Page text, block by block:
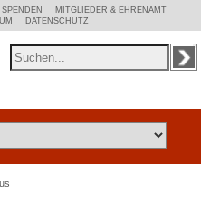
SPENDEN
MITGLIEDER & EHRENAMT
DATENSCHUTZ